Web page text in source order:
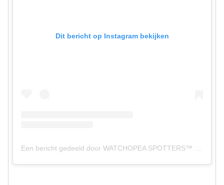
Dit bericht op Instagram bekijken
Een bericht gedeeld door WATCHOPEA SPOTTERS™ (@watchopea)